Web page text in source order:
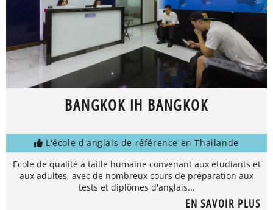
BANGKOK IH BANGKOK
L'école d'anglais de référence en Thailande
Ecole de qualité à taille humaine convenant aux étudiants et
aux adultes, avec de nombreux cours de préparation aux
tests et diplômes d'anglais...
EN SAVOIR PLUS